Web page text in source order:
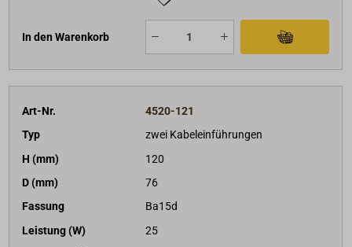
In den Warenkorb
Art-Nr.
4520-121
Typ
zwei Kabeleinführungen
H (mm)
120
D (mm)
76
Fassung
Ba15d
Leistung (W)
25